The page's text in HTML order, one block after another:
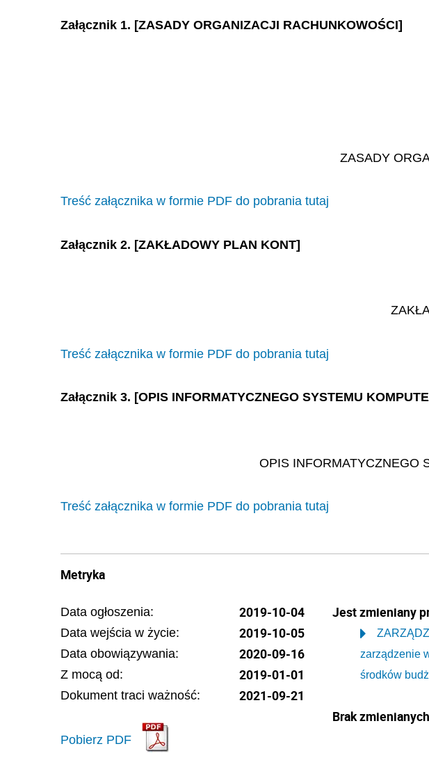
Załącznik 1. [ZASADY ORGANIZACJI RACHUNKOWOŚCI]
ZASADY
Treść załącznika w formie PDF do pobrania tutaj
Załącznik 2. [ZAKŁADOWY PLAN KONT]
Treść załącznika w formie PDF do pobrania tutaj
Załącznik 3. [OPIS INFORMATYCZNEGO SYSTEMU
OPIS INFORMATYCZNEGO
Treść załącznika w formie PDF do pobrania tutaj
Metryka
Data ogłoszenia: 2019-10-04
Data wejścia w życie: 2019-10-05
Data obowiązywania: 2020-09-16
Z mocą od: 2019-01-01
Dokument traci ważność: 2021-09-21
Pobierz PDF
Jest zmieniany
zarządzenie
środków
Brak